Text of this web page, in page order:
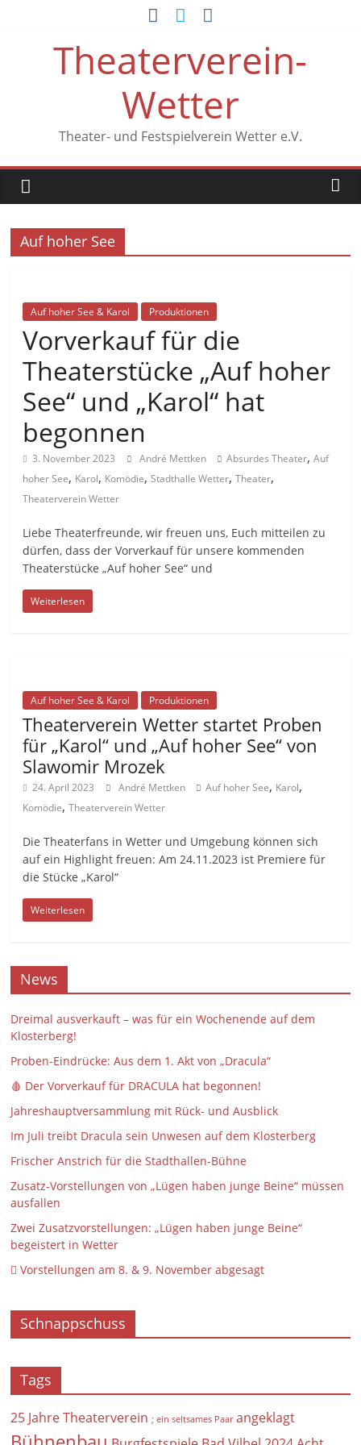
Theaterverein-
Wetter
Theater- und Festspielverein Wetter e.V.
Auf hoher See
Auf hoher See & Karol Produktionen
Vorverkauf für die
Theaterstücke „Auf hoher
See“ und „Karol“ hat
begonnen
3. November 2023 André Mettken Absurdes Theater,Auf
hoher See, Karol, Komödie,Stadthalle Wetter,Theater,
Theaterverein Wetter
Liebe Theaterfreunde, wir freuen uns, Euch mitteilen zu
dürfen, dass der Vorverkauf für unsere kommenden
Theaterstücke „Auf hoher See“ und
Weiterlesen
Auf hoher See & Karol Produktionen
Theaterverein Wetter startet Proben
für „Karol“ und „Auf hoher See“ von
Slawomir Mrozek
24. April 2023 André Mettken Auf hoher See, Karol,
Komödie,Theaterverein Wetter
Die Theaterfans in Wetter und Umgebung können sich
auf ein Highlight freuen: Am 24.11.2023 ist Premiere für
die Stücke „Karol“
Weiterlesen
News
Dreimal ausverkauft – was für ein Wochenende auf dem
Klosterberg!
Proben-Eindrücke: Aus dem 1. Akt von „Dracula“
🩸 Der Vorverkauf für DRACULA hat begonnen!
Jahreshauptversammlung mit Rück- und Ausblick
Im Juli treibt Dracula sein Unwesen auf dem Klosterberg
Frischer Anstrich für die Stadthallen-Bühne
Zusatz-Vorstellungen von „Lügen haben junge Beine“ müssen
ausfallen
Zwei Zusatzvorstellungen: „Lügen haben junge Beine“
begeistert in Wetter
 Vorstellungen am 8. & 9. November abgesagt
Schnappschuss
Tags
25 Jahre Theaterverein ; ein seltsames Paar angeklagt